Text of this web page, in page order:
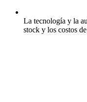
La tecnología y la
stock y los costos